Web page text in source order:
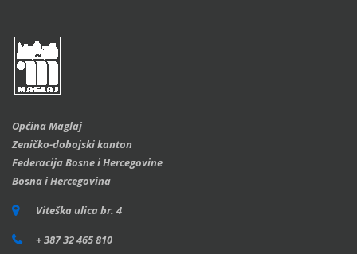
Općina Maglaj
Zeničko-dobojski kanton
Federacija Bosne i Hercegovine
Bosna i Hercegovina
Viteška ulica br. 4
+ 387 32 465 810